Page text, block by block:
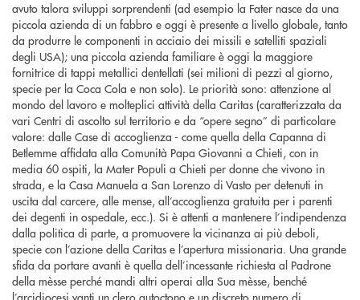
avuto talora sviluppi sorprendenti (ad esempio la Fater nasce da una
piccola azienda di un fabbro e oggi è presente a livello globale, tanto
da produrre le componenti in acciaio dei missili e satelliti spaziali
degli USA); una piccola azienda familiare è oggi la maggiore
fornitrice di tappi metallici dentellati (sei milioni di pezzi al giorno,
specie per la Coca Cola e non solo). Le priorità sono: attenzione al
mondo del lavoro e molteplici attività della Caritas (caratterizzata da
vari Centri di ascolto sul territorio e da “opere segno” di particolare
valore: dalle Case di accoglienza - come quella della Capanna di
Betlemme affidata alla Comunità Papa Giovanni a Chieti, con in
media 60 ospiti, la Mater Populi a Chieti per donne che vivono in
strada, e la Casa Manuela a San Lorenzo di Vasto per detenuti in
uscita dal carcere, alle mense, all’accoglienza gratuita per i parenti
dei degenti in ospedale, ecc.). Si è attenti a mantenere l’indipendenza
dalla politica di parte, a promuovere la vicinanza ai più deboli,
specie con l’azione della Caritas e l’apertura missionaria. Una grande
sfida da portare avanti è quella dell’incessante richiesta al Padrone
della mèsse perché mandi altri operai alla Sua mèsse, benché
l’arcidiocesi vanti un clero autoctono e un discreto numero di